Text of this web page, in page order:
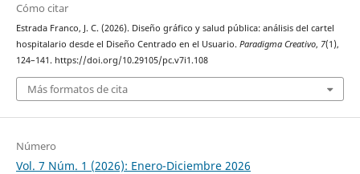
Cómo citar
Estrada Franco, J. C. (2026). Diseño gráfico y salud pública: análisis del cartel
hospitalario desde el Diseño Centrado en el Usuario. Paradigma Creativo, 7(1),
124–141. https://doi.org/10.29105/pc.v7i1.108
Más formatos de cita
Número
Vol. 7 Núm. 1 (2026): Enero-Diciembre 2026